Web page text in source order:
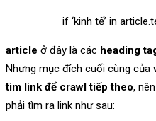
if ‘kinh tế’ in
article ở đây là các heading
Nhưng mục đích cuối cùng của
tìm link để crawl tiếp theo,
phải tìm ra link như sau: